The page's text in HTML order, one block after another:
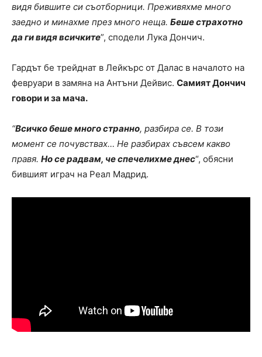
видя бившите си съотборници. Преживяхме много
заедно и минахме през много неща. Беше страхотно
да ги видя всичките”, сподели Лука Дончич.
Гардът бе трейднат в Лейкърс от Далас в началото на
февруари в замяна на Антъни Дейвис. Самият Дончич
говори и за мача.
“Всичко беше много странно, разбира се. В този
момент се почувствах… Не разбирах съвсем какво
правя. Но се радвам, че спечелихме днес“, обясни
бившият играч на Реал Мадрид.